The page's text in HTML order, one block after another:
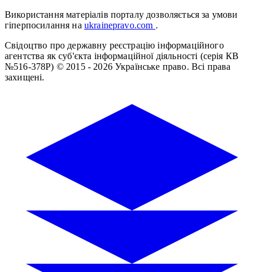
Використання матеріалів порталу дозволяється за умови
гіперпосилання на ukrainepravo.com .
Свідоцтво про державну реєстрацію інформаційного
агентства як суб'єкта інформаційної діяльності (серія КВ
№516-378Р) © 2015 - 2026 Українське право. Всі права
захищені.